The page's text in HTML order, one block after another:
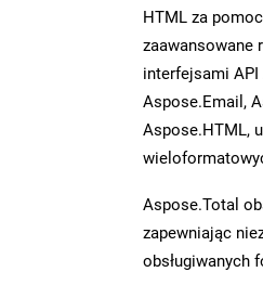
HTML za
zaawansowane
interfejsami API
Aspose.Email,
Aspose.HTML,
Aspose.Total
zapewniając
obsługiwanych